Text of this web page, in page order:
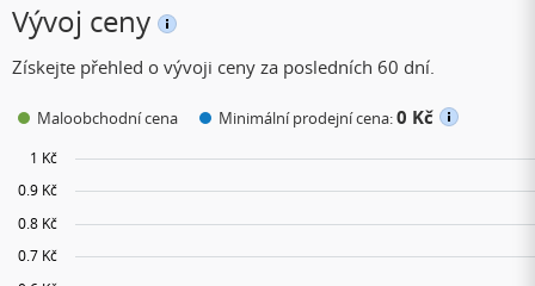
Vývoj ceny
Získejte přehled o vývoji ceny za posledních 60 dní.
Maloobchodní cena Minimální prodejní cena:0 Kč